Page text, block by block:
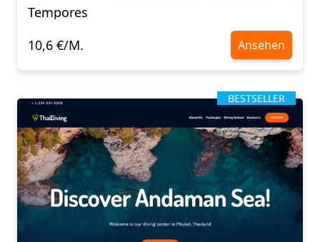
Tempores
10,6 €/M.
Ansehen
BESTSELLER